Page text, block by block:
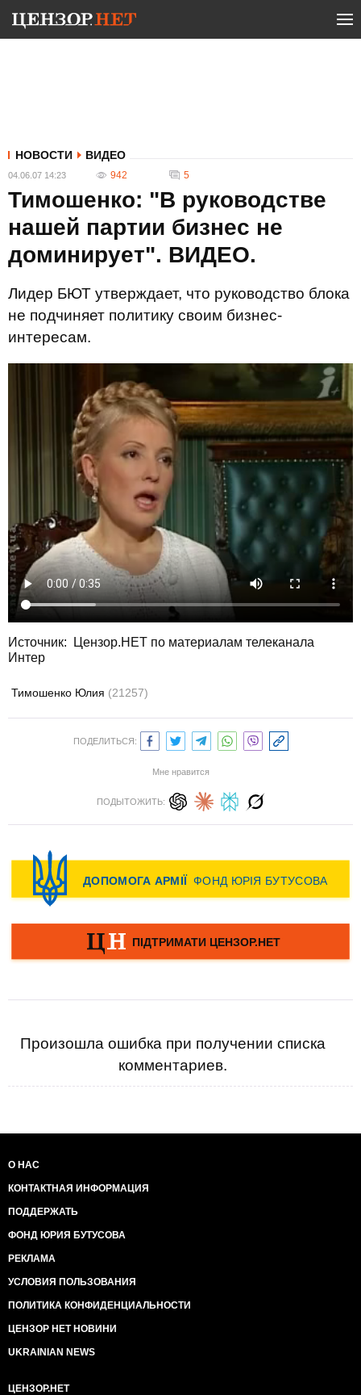
НОВОСТИ ВИДЕО
04.06.07 14:23 942 5
Тимошенко: "В руководстве
нашей партии бизнес не
доминирует". ВИДЕО.
Лидер БЮТ утверждает, что руководство блока
не подчиняет политику своим бизнес-
интересам.
Источник: Цензор.НЕТ по материалам телеканала
Интер
Тимошенко Юлия (21257)
ПОДЕЛИТЬСЯ:
Мне нравится
ПОДЫТОЖИТЬ:
Произошла ошибка при получении списка
комментариев.
О НАС
КОНТАКТНАЯ ИНФОРМАЦИЯ
ПОДДЕРЖАТЬ
ФОНД ЮРИЯ БУТУСОВА
РЕКЛАМА
УСЛОВИЯ ПОЛЬЗОВАНИЯ
ПОЛИТИКА КОНФИДЕНЦИАЛЬНОСТИ
ЦЕНЗОР НЕТ НОВИНИ
UKRAINIAN NEWS
ЦЕНЗОР.НЕТ